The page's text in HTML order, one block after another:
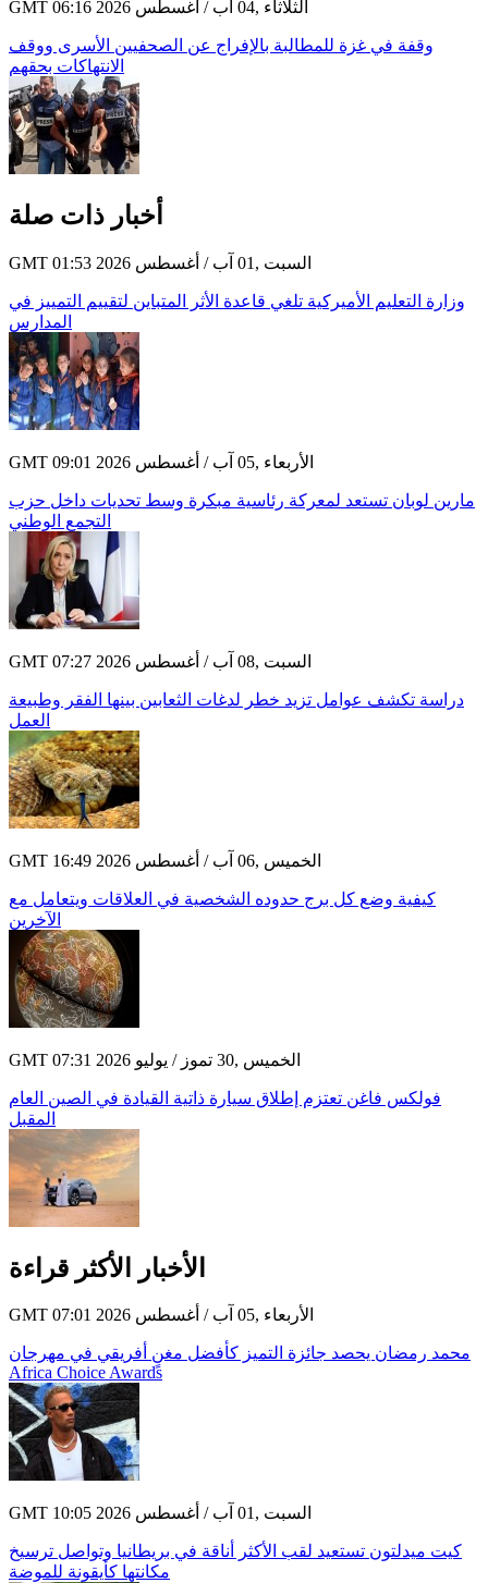
GMT 06:16 2026 الثلاثاء ,04 آب / أغسطس
وقفة في غزة للمطالبة بالإفراج عن الصحفيين الأسرى ووقف
الانتهاكات بحقهم
أخبار ذات صلة
GMT 01:53 2026 السبت ,01 آب / أغسطس
وزارة التعليم الأميركية تلغي قاعدة الأثر المتباين لتقييم التمييز في
المدارس
GMT 09:01 2026 الأربعاء ,05 آب / أغسطس
مارين لوبان تستعد لمعركة رئاسية مبكرة وسط تحديات داخل حزب
التجمع الوطني
GMT 07:27 2026 السبت ,08 آب / أغسطس
دراسة تكشف عوامل تزيد خطر لدغات الثعابين بينها الفقر وطبيعة
العمل
GMT 16:49 2026 الخميس ,06 آب / أغسطس
كيفية وضع كل برج حدوده الشخصية في العلاقات ويتعامل مع
الآخرين
GMT 07:31 2026 الخميس ,30 تموز / يوليو
فولكس فاغن تعتزم إطلاق سيارة ذاتية القيادة في الصين العام
المقبل
الأخبار الأكثر قراءة
GMT 07:01 2026 الأربعاء ,05 آب / أغسطس
محمد رمضان يحصد جائزة التميز كأفضل مغنٍ أفريقي في مهرجان
Africa Choice Awards
GMT 10:05 2026 السبت ,01 آب / أغسطس
كيت ميدلتون تستعيد لقب الأكثر أناقة في بريطانيا وتواصل ترسيخ
مكانتها كأيقونة للموضة